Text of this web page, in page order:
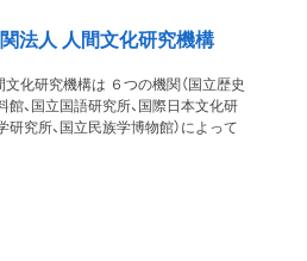
法人 人間文化研究機構
化研究機構は ６つの機関（国立歴史
館、国立国語研究所、国際日本文化研
研究所、国立民族学博物館）によって